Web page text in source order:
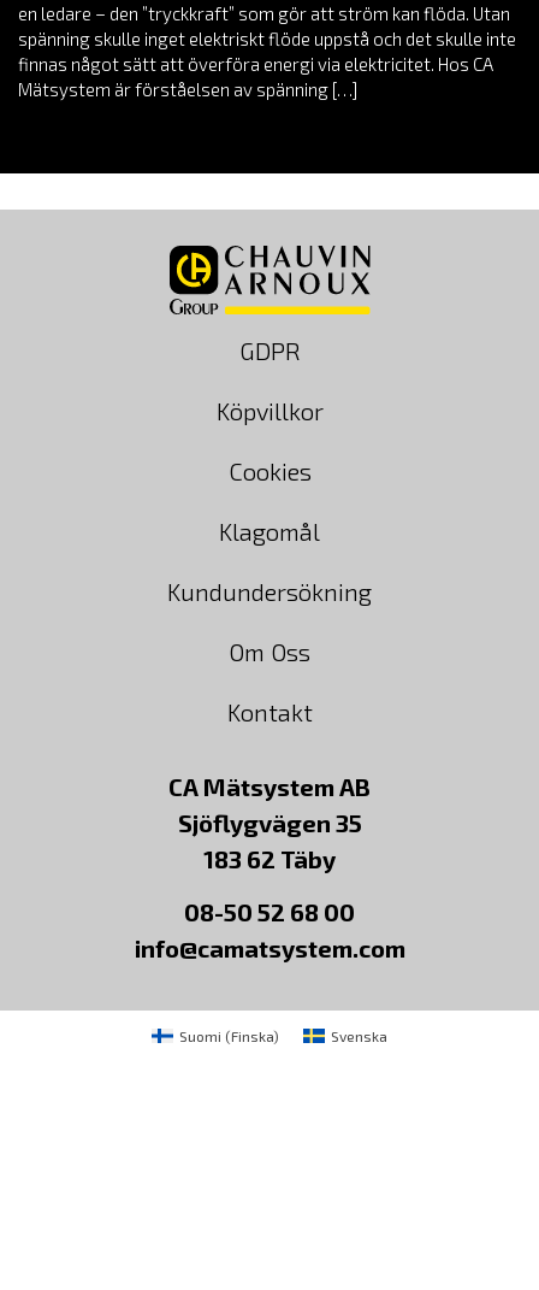
en ledare – den ”tryckkraft” som gör att ström kan flöda. Utan
spänning skulle inget elektriskt flöde uppstå och det skulle inte
finnas något sätt att överföra energi via elektricitet. Hos CA
Mätsystem är förståelsen av spänning […]
GDPR
Köpvillkor
Cookies
Klagomål
Kundundersökning
Om Oss
Kontakt
CA Mätsystem AB
Sjöflygvägen 35
183 62 Täby
08-50 52 68 00
info@camatsystem.com
Suomi (Finska) Svenska